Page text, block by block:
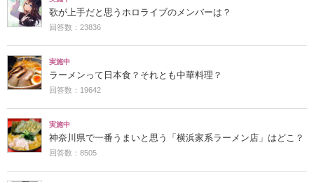
歌が上手だと思うホロライブのメンバーは？
回答数：23836
実施中
ラーメンって日本食？それとも中華料理？
回答数：19642
実施中
神奈川県で一番うまいと思う「横浜家系ラーメン店」はどこ？
回答数：8505